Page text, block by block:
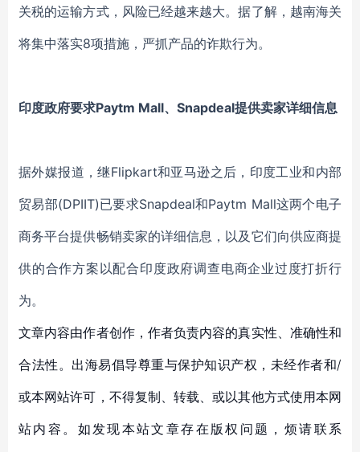
关税的运输方式，风险已经越来越大。据了解，越南海关
将集中落实8项措施，严抓产品的诈欺行为。
印度政府要求Paytm Mall、Snapdeal提供卖家详细信息
据外媒报道，继Flipkart和亚马逊之后，印度工业和内部
贸易部(DPIIT)已要求Snapdeal和Paytm Mall这两个电子
商务平台提供畅销卖家的详细信息，以及它们向供应商提
供的合作方案以配合印度政府调查电商企业过度打折行
为。
文章内容由作者创作，作者负责内容的真实性、准确性和
合法性。出海易倡导尊重与保护知识产权，未经作者和/
或本网站许可，不得复制、转载、或以其他方式使用本网
站内容。如发现本站文章存在版权问题，烦请联系